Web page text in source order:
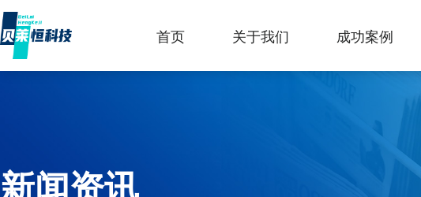
首页 关于我们 成功案例
新闻资讯